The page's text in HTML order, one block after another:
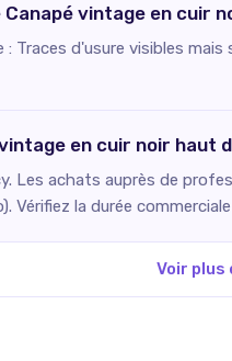
vintage en cuir
Traces d'usure visibles
en cuir noir haut
Les achats auprès de
Vérifiez la durée
Voir plus